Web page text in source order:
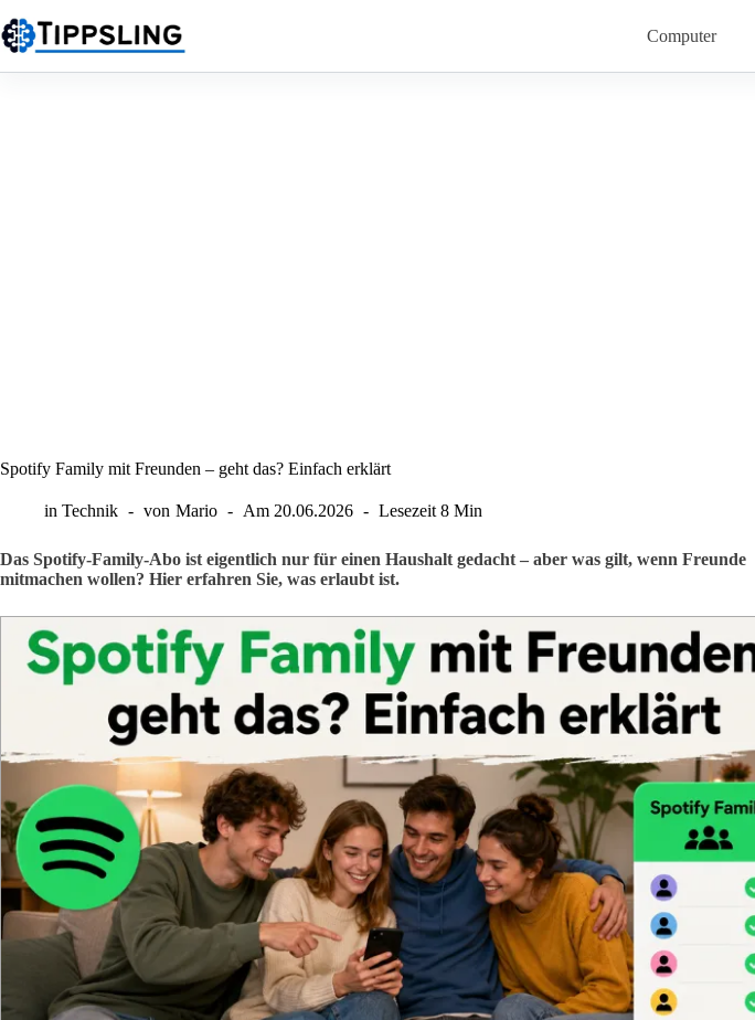
Inhalt
springen
Computer
Spotify Family mit Freunden – geht das? Einfach erklärt
in Technik von Mario Am 20.06.2026 Lesezeit 8 Min
Das Spotify-Family-Abo ist eigentlich nur für einen Haushalt gedacht – aber was gilt, wenn Freunde
mitmachen wollen? Hier erfahren Sie, was erlaubt ist.